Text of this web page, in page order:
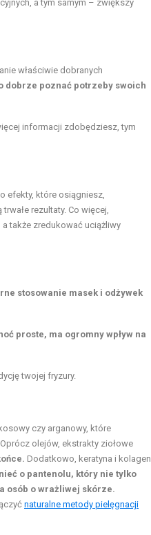
a tym samym – zwiększy
właściwie dobranych
dobrze poznać potrzeby swoich
informacji zdobędziesz, tym
efekty, które osiągniesz,
rezultaty. Co więcej,
także zredukować uciążliwy
stosowanie masek i odżywek
proste, ma ogromny wpływ na
twojej fryzury.
czy arganowy, które
olejów, ekstrakty ziołowe
Dodatkowo, keratyna i kolagen
o pantenolu, który nie tylko
osób o wrażliwej skórze.
naturalne metody pielęgnacji